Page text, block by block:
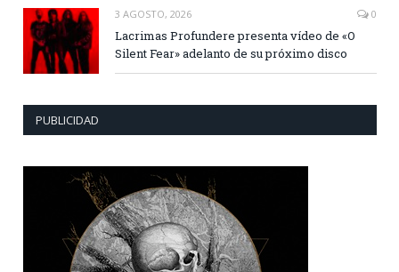
3 AGOSTO, 2026 0
Lacrimas Profundere presenta vídeo de «O
Silent Fear» adelanto de su próximo disco
PUBLICIDAD